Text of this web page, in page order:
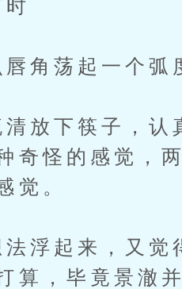
角荡起一个弧
放下筷子，认
奇怪的感觉，
觉。
浮起来，又觉
算，毕竟景澈